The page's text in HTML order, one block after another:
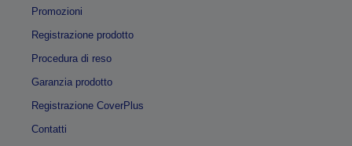
Promozioni
Registrazione prodotto
Procedura di reso
Garanzia prodotto
Registrazione CoverPlus
Contatti